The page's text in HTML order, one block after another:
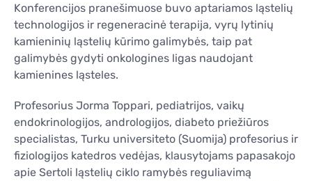
Konferencijos pranešimuose buvo aptariamos ląstelių
technologijos ir regeneracinė terapija, vyrų lytinių
kamieninių ląstelių kūrimo galimybės, taip pat
galimybės gydyti onkologines ligas naudojant
kamienines ląsteles.
Profesorius Jorma Toppari, pediatrijos, vaikų
endokrinologijos, andrologijos, diabeto priežiūros
specialistas, Turku universiteto (Suomija) profesorius ir
fiziologijos katedros vedėjas, klausytojams papasakojo
apie Sertoli ląstelių ciklo ramybės reguliavimą